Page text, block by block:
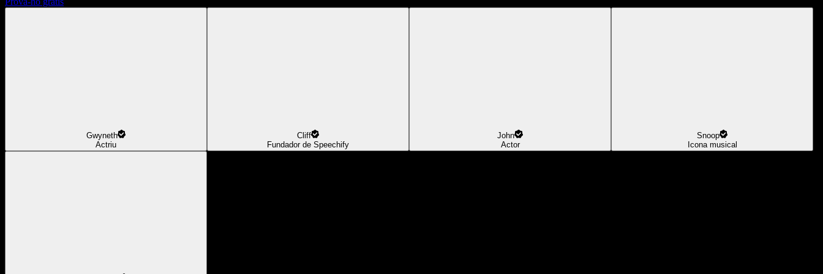
Gwyneth
Actriu
Cliff
Fundador de Speechify
John
Actor
Snoop
Icona musical